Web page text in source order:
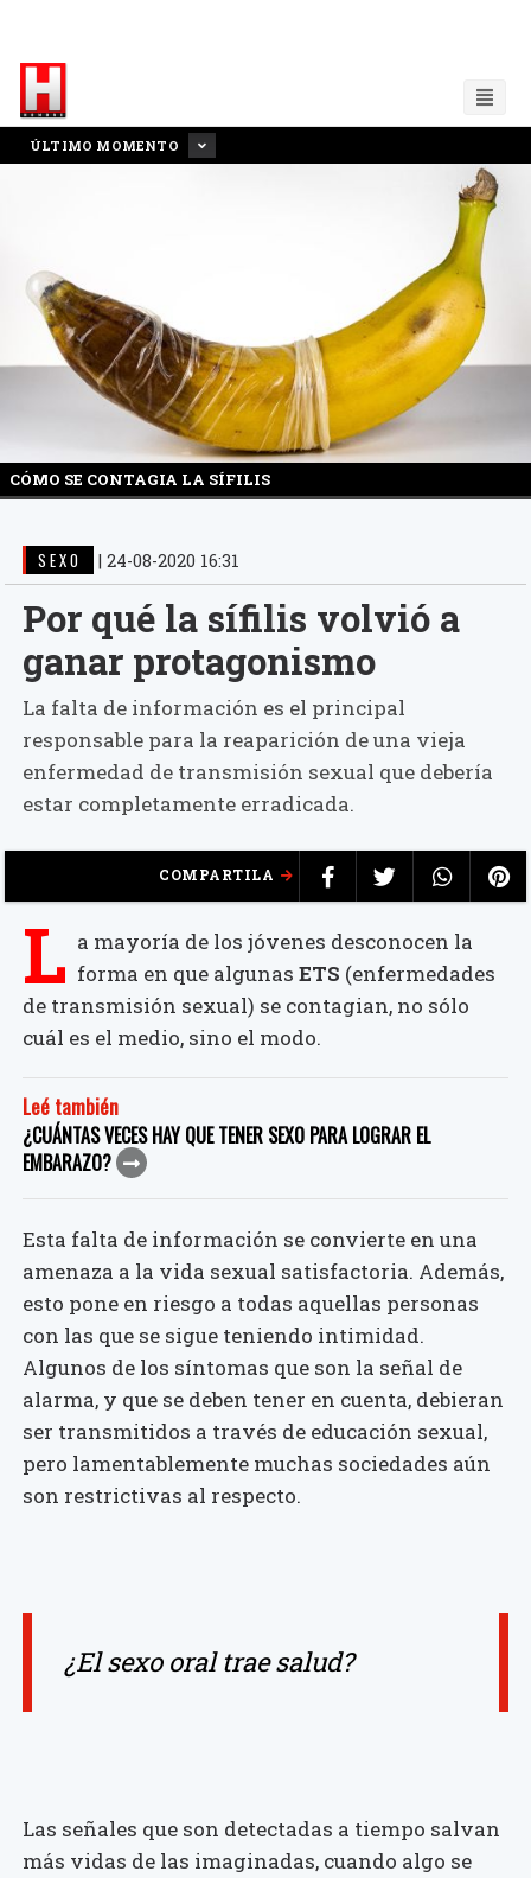
ÚLTIMO MOMENTO
CÓMO SE CONTAGIA LA SÍFILIS
SEXO | 24-08-2020 16:31
Por qué la sífilis volvió a
ganar protagonismo
La falta de información es el principal
responsable para la reaparición de una vieja
enfermedad de transmisión sexual que debería
estar completamente erradicada.
COMPARTILA
L a mayoría de los jóvenes desconocen la
forma en que algunas ETS (enfermedades
de transmisión sexual) se contagian, no sólo
cuál es el medio, sino el modo.
Leé también
¿CUÁNTAS VECES HAY QUE TENER SEXO PARA LOGRAR EL
EMBARAZO?
Esta falta de información se convierte en una
amenaza a la vida sexual satisfactoria. Además,
esto pone en riesgo a todas aquellas personas
con las que se sigue teniendo intimidad.
Algunos de los síntomas que son la señal de
alarma, y que se deben tener en cuenta, debieran
ser transmitidos a través de educación sexual,
pero lamentablemente muchas sociedades aún
son restrictivas al respecto.
¿El sexo oral trae salud?
Las señales que son detectadas a tiempo salvan
más vidas de las imaginadas, cuando algo se